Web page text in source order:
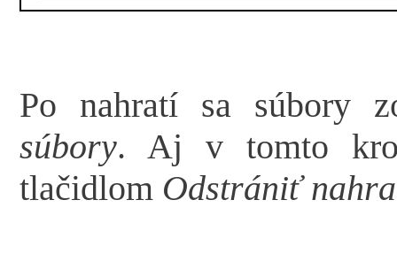
Po nahratí sa súbory
súbory. Aj v tomto
tlačidlom Odstrániť